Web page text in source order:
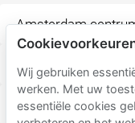
Amsterdam
Amsterdam zuid
Jodenbuurt
Wij gebruiken
werken. Met uw
essentiële cookies